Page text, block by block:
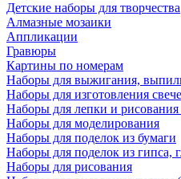
Детские наборы для творчества
Алмазные мозаики
Аппликации
Гравюры
Картины по номерам
Наборы для выжигания,
Наборы для изготовления
Наборы для лепки и
Наборы для моделирования
Наборы для поделок из бумаги
Наборы для поделок из гипса,
Наборы для рисования